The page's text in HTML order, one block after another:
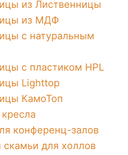
из Лиственницы
из МДФ
с натуральным
c пластиком HPL
Lighttop
КамоТоп
конференц-залов
для холлов